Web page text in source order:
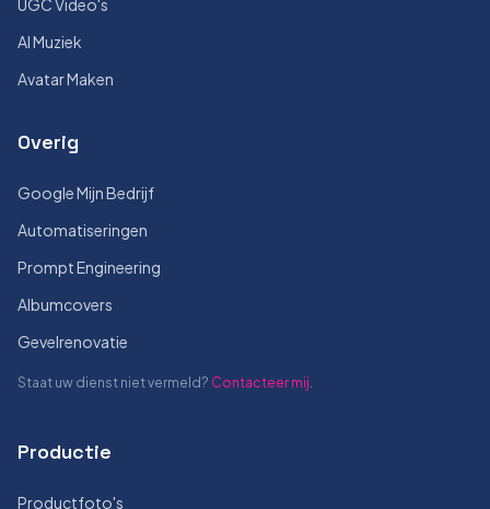
UGC Video's
AI Muziek
Avatar Maken
Overig
Google Mijn Bedrijf
Automatiseringen
Prompt Engineering
Albumcovers
Gevelrenovatie
Staat uw dienst niet vermeld? Contacteer mij.
Productie
Productfoto's